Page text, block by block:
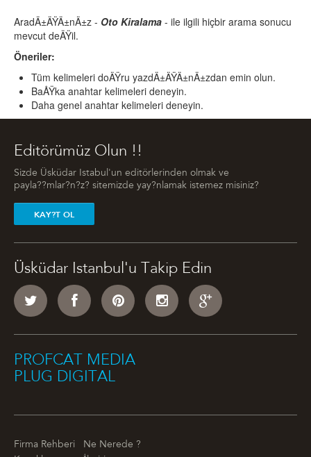
AradÄ±ÄŸÄ±nÄ±z - Oto Kiralama - ile ilgili hiçbir arama sonucu
mevcut deÄŸil.
Öneriler:
Tüm kelimeleri doÄŸru yazdÄ±ÄŸÄ±nÄ±zdan emin olun.
BaÅŸka anahtar kelimeleri deneyin.
Daha genel anahtar kelimeleri deneyin.
Editörümüz Olun !!
Sizde Üsküdar Istabul'un editörlerinden olmak ve
payla??mlar?n?z? sitemizde yay?nlamak istemez misiniz?
KAY?T OL
Üsküdar Istanbul'u Takip Edin
PROFCAT MEDIA
PLUG DIGITAL
Firma Rehberi
Ne Nerede ?